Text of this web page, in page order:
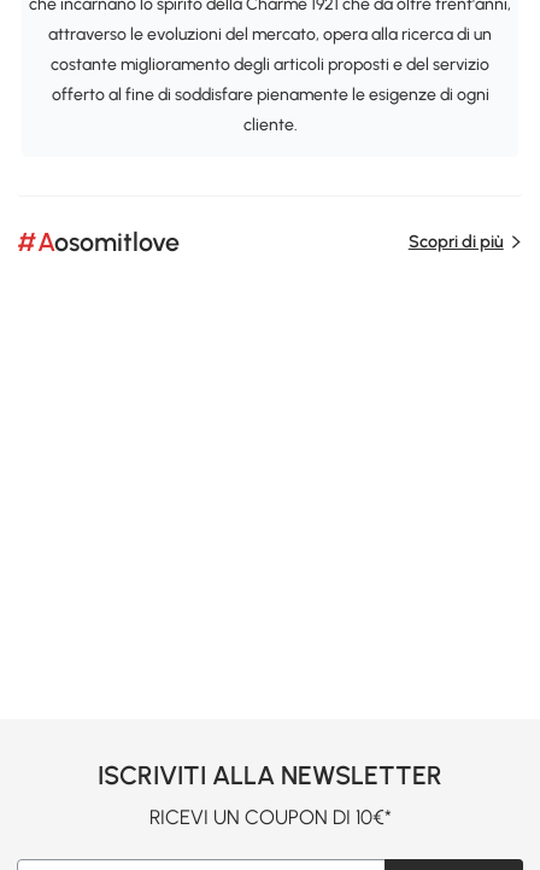
attraverso le evoluzioni del mercato, opera alla ricerca di un
costante miglioramento degli articoli proposti e del servizio
offerto al fine di soddisfare pienamente le esigenze di ogni
cliente.
#Aosomitlove Scopri di più
ISCRIVITI ALLA NEWSLETTER
RICEVI UN COUPON DI 10€*